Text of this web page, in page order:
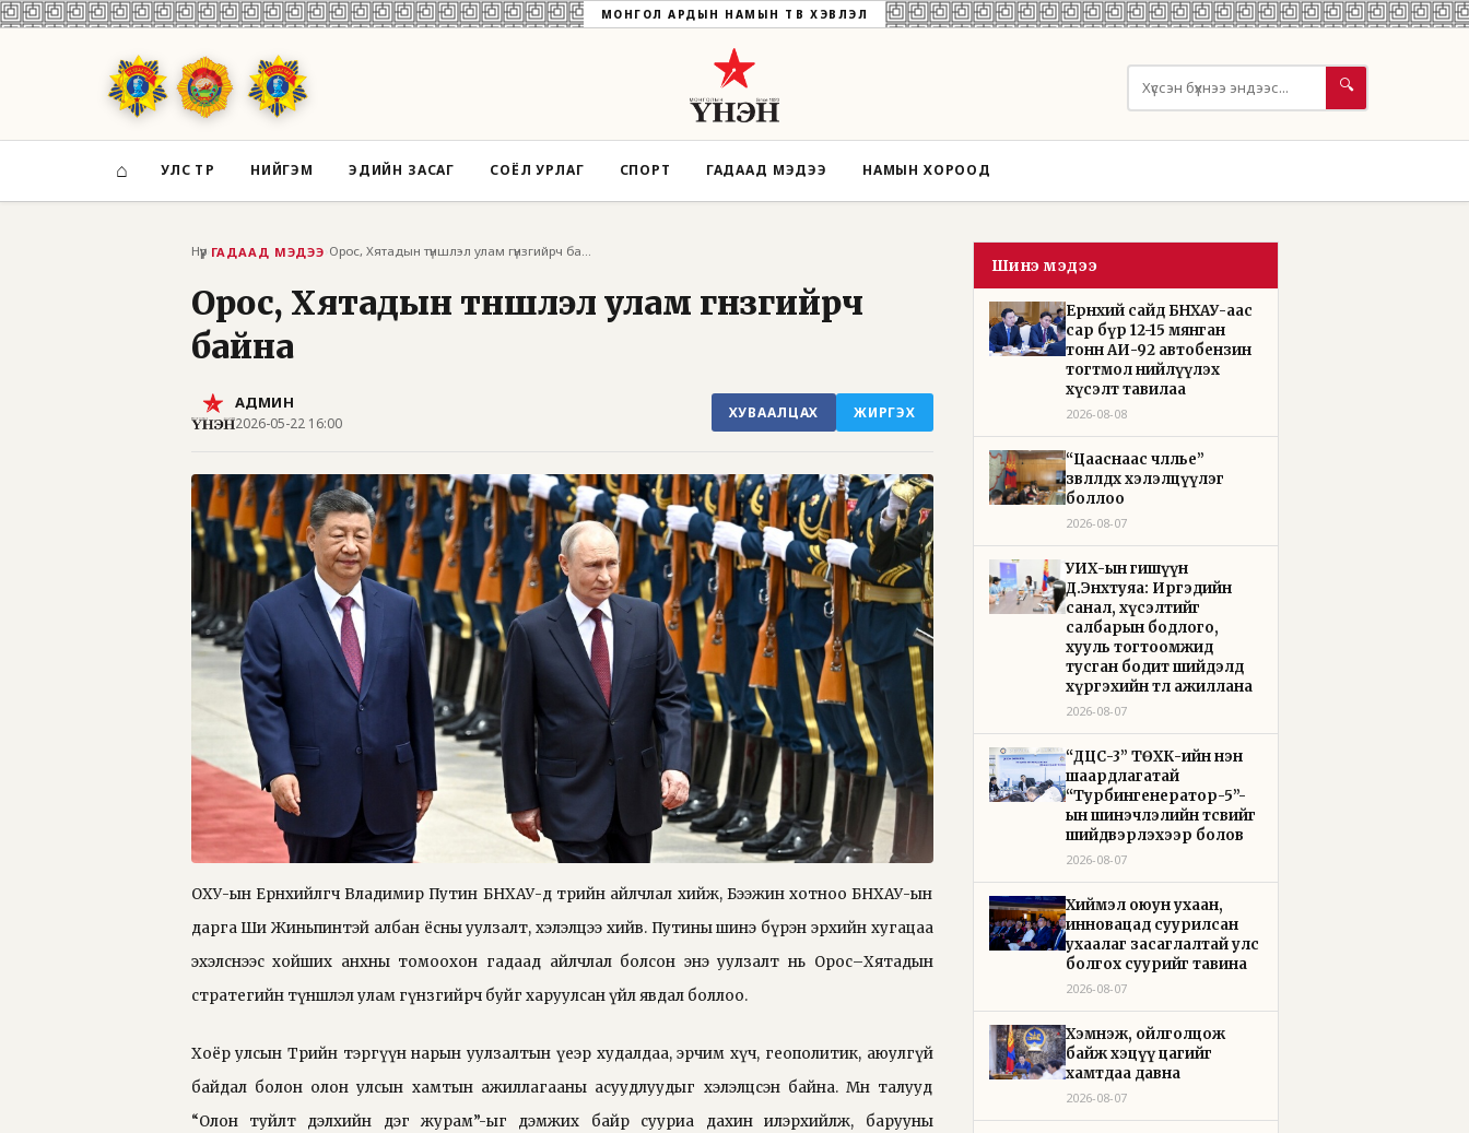
МОНГОЛ АРДЫН НАМЫН ТӨВ ХЭВЛЭЛ
🔍
⌂ УЛС ТӨР НИЙГЭМ ЭДИЙН ЗАСАГ СОЁЛ УРЛАГ СПОРТ ГАДААД МЭДЭЭ НАМЫН ХОРООД
Нүүр› ГАДААД МЭДЭЭ Орос, Хятадын түншлэл улам гүнзгийрч бай...
Орос, Хятадын түншлэл улам гүнзгийрч
байна
АДМИН
2026-05-22 16:00
ХУВААЛЦАХ ЖИРГЭХ
ОХУ-ын Ерөнхийлөгч Владимир Путин БНХАУ-д төрийн айлчлал хийж, Бээжин хотноо БНХАУ-ын
дарга Ши Жиньпинтэй албан ёсны уулзалт, хэлэлцээ хийв. Путины шинэ бүрэн эрхийн хугацаа
эхэлснээс хойших анхны томоохон гадаад айлчлал болсон энэ уулзалт нь Орос–Хятадын
стратегийн түншлэл улам гүнзгийрч буйг харуулсан үйл явдал боллоо.
Хоёр улсын Төрийн тэргүүн нарын уулзалтын үеэр худалдаа, эрчим хүч, геополитик, аюулгүй
байдал болон олон улсын хамтын ажиллагааны асуудлуудыг хэлэлцсэн байна. Мөн талууд
“Олон туйлт дэлхийн дэг журам”-ыг дэмжих байр сууриа дахин илэрхийлж, барууны
Шинэ мэдээ
Ерөнхий сайд БНХАУ-аас
сар бүр 12-15 мянган
тонн АИ-92 автобензин
тогтмол нийлүүлэх
хүсэлт тавилаа
2026-08-08
“Цааснаас чөлөөлье”
зөвлөлдөх хэлэлцүүлэг
боллоо
2026-08-07
УИХ-ын гишүүн
Д.Энхтуяа: Иргэдийн
санал, хүсэлтийг
салбарын бодлого,
хууль тогтоомжид
тусган бодит шийдэлд
хүргэхийн төлөө ажиллана
2026-08-07
“ДЦС-3” ТӨХК-ийн нэн
шаардлагатай
“Турбингенератор-5”-
ын шинэчлэлийн төсвийг
шийдвэрлэхээр болов
2026-08-07
Хиймэл оюун ухаан,
инновацад суурилсан
ухаалаг засаглалтай улс
болгох суурийг тавина
2026-08-07
Хэмнэж, ойлголцож
байж хэцүү цагийг
хамтдаа давна
2026-08-07